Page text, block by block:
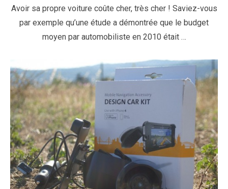
Avoir sa propre voiture coûte cher, très cher ! Saviez-vous
par exemple qu’une étude a démontrée que le budget
moyen par automobiliste en 2010 était …